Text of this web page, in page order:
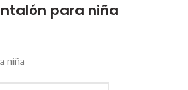
para niña
niña